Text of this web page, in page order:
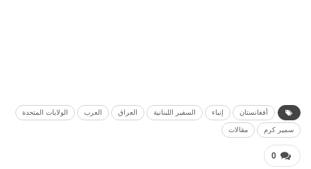
أفغانستان إنباء السفير اللبنانية العراق العرب الولايات المتحدة
سمير كرم مقالات
0